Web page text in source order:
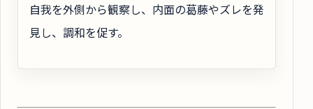
自我を外側から観察し、内面の葛藤やズレを発
見し、調和を促す。